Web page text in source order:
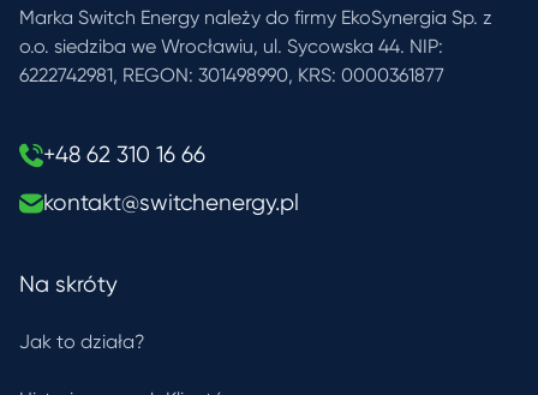
Marka Switch Energy należy do firmy EkoSynergia Sp. z
o.o. siedziba we Wrocławiu, ul. Sycowska 44. NIP:
6222742981, REGON: 301498990, KRS: 0000361877
+48 62 310 16 66
kontakt@switchenergy.pl
Na skróty
Jak to działa?